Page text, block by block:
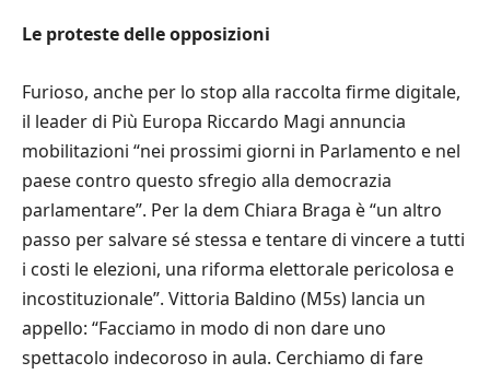
Le proteste delle opposizioni
Furioso, anche per lo stop alla raccolta firme digitale,
il leader di Più Europa Riccardo Magi annuncia
mobilitazioni “nei prossimi giorni in Parlamento e nel
paese contro questo sfregio alla democrazia
parlamentare”. Per la dem Chiara Braga è “un altro
passo per salvare sé stessa e tentare di vincere a tutti
i costi le elezioni, una riforma elettorale pericolosa e
incostituzionale”. Vittoria Baldino (M5s) lancia un
appello: “Facciamo in modo di non dare uno
spettacolo indecoroso in aula. Cerchiamo di fare